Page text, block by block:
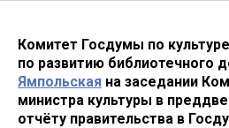
Комитет Госдумы по
по развитию библиотечного
Ямпольская на заседании
министра культуры в
отчёту правительства в